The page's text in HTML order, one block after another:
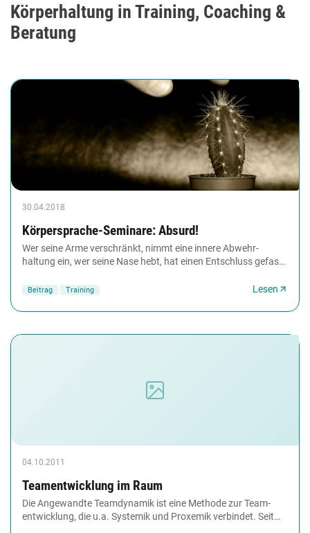
Körperhaltung in Training, Coaching &
Beratung
30.04.2018
Körpersprache-­Seminare: Absurd!
Wer seine Arme verschränkt, nimmt eine innere Abwehr­
haltung ein, wer seine Nase hebt, hat einen Entschluss gefasst
Beitrag Training Lesen
04.10.2011
Teamentwicklung im Raum
Die Angewandte Teamdynamik ist eine Methode zur Team­
entwicklung, die u.a. Systemik und Proxemik verbindet. Seit